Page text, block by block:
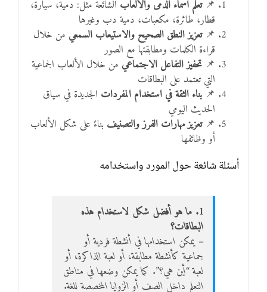
📌تعلم أسماء الدمى والألعاب الشائعة مثل: دمية، سيارة،
قطار، طائرة، مكعبات، دمية دب وغيرها
📌تعزيز النطق الصحيح والاستيعاب السمعي من خلال
قراءة الكلمات ومطابقتها مع الصور
📌 تحفيز التفاعل الاجتماعي من خلال الألعاب الجماعية
التي تعتمد على البطاقات
📌 بناء الثقة في استخدام المفردات الجديدة في سياق
الحديث اليومي
📌تعزيز مهارات الفرز والتصنيف بناءً على شكل الألعاب
أو وظائفها
أسئلة شائعة حول المورد واستخدامه
1. ما هو أفضل شكل لاستخدام هذه
البطاقات؟
– يمكن استخدامها في أنشطة فردية أو
جماعية كأنشطة مطابقة، أو لعبة الذاكرة، أو
لعبة “أين هي؟”. كما يمكن وضعها في مناطق
التعلم داخل الصف أو الزوايا المخصصة للغة.